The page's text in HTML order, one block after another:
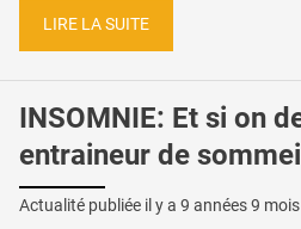
LIRE LA SUITE
INSOMNIE: Et si on
entraineur de
Actualité publiée il y a 9 années 9 mois